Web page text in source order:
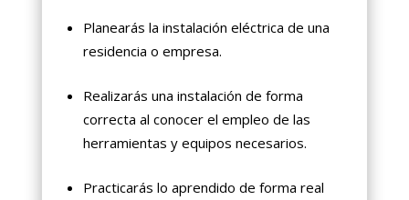
Planearás la instalación eléctrica de una
residencia o empresa.
Realizarás una instalación de forma
correcta al conocer el empleo de las
herramientas y equipos necesarios.
Practicarás lo aprendido de forma real